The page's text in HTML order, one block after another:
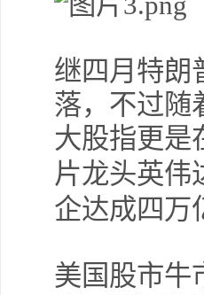
继四月特朗
落，不过随
大股指更是
片龙头英伟
企达成四万
美国股市牛